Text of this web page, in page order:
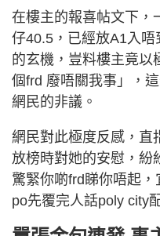
在樓主的報喜帖文下，
仔40.5，已經放A1入
的玄機，豈料樓主竟以
個frd 廢唔關我事」，
網民的非議。
網民對此極度反感，直
放榜時對她的安慰，紛
驚緊你啲frd睇你唔起
po先覆完人話poly city